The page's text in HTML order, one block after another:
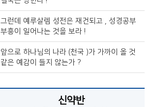
그런데 예루살렘 성전은 재건되고 , 성경공부
부흥이 일어나는 것을 보라 !​
앞으로 하나님의 나라 (천국 )가 가까이 올 것
같은 예감이 들지 않는가 ?​
신약반